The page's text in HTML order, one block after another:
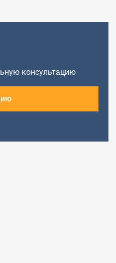
консультацию